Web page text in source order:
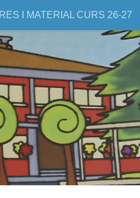
I MATERIAL CURS 26-27